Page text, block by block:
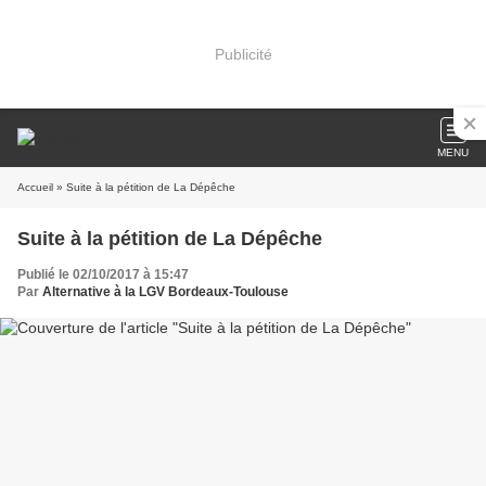
Publicité
MENU
Accueil » Suite à la pétition de La Dépêche
Suite à la pétition de La Dépêche
Publié le 02/10/2017 à 15:47
Par Alternative à la LGV Bordeaux-Toulouse